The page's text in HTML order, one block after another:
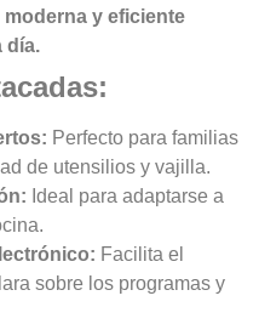
moderna y eficiente
día.
Perfecto para familias
de utensilios y vajilla.
Ideal para adaptarse a
Facilita el
sobre los programas y